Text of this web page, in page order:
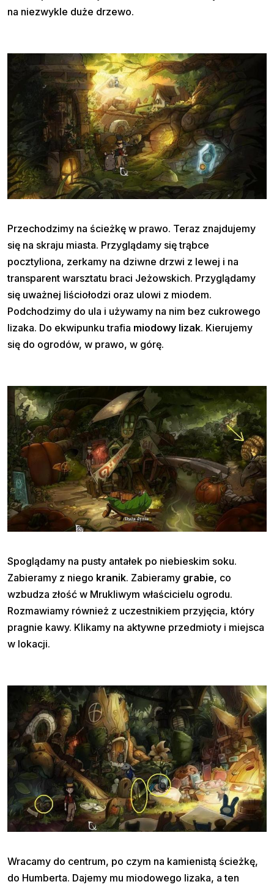
na niezwykle duże drzewo.
Przechodzimy na ścieżkę w prawo. Teraz znajdujemy
się na skraju miasta. Przyglądamy się trąbce
pocztyliona, zerkamy na dziwne drzwi z lewej i na
transparent warsztatu braci Jeżowskich. Przyglądamy
się uważnej liściołodzi oraz ulowi z miodem.
Podchodzimy do ula i używamy na nim bez cukrowego
lizaka. Do ekwipunku trafia miodowy lizak. Kierujemy
się do ogrodów, w prawo, w górę.
Spoglądamy na pusty antałek po niebieskim soku.
Zabieramy z niego kranik. Zabieramy grabie, co
wzbudza złość w Mrukliwym właścicielu ogrodu.
Rozmawiamy również z uczestnikiem przyjęcia, który
pragnie kawy. Klikamy na aktywne przedmioty i miejsca
w lokacji.
Wracamy do centrum, po czym na kamienistą ścieżkę,
do Humberta. Dajemy mu miodowego lizaka, a ten